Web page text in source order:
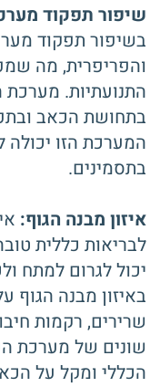
שיפור תפקוד
בשיפור תפקוד
והפריפרית, מה
התנועתיות.
בתחושת הכאב
המערכת הזו
בתסמינים.
איזון מבנה הגוף:
לבריאות כללית
יכול לגרום למתח
באיזון מבנה הגוף
שרירים, רקמות
שונים של מערכת
הכללי ומקל על